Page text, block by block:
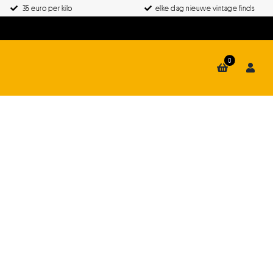
35 euro per kilo elke dag nieuwe vintage finds
0